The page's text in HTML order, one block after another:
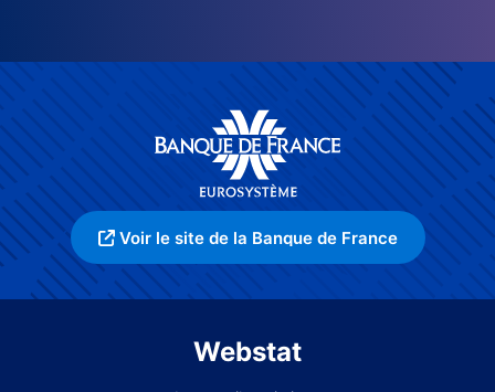
Voir le site de la Banque de France
Webstat